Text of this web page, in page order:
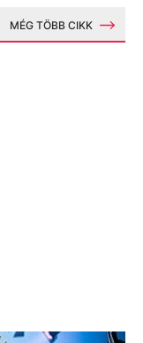
MÉG TÖBB CIKK